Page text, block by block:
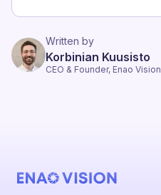
Written by
Korbinian Kuusisto
CEO & Founder, Enao Vision